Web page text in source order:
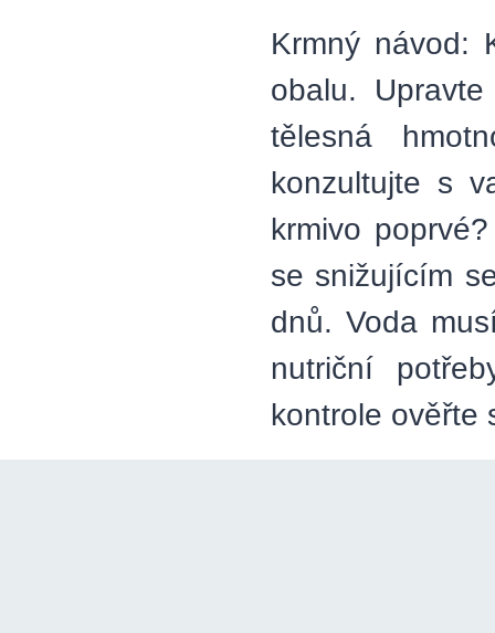
Krmný návod:
obalu.
tělesná
konzultujte s
krmivo
se snižujícím
dnů. Voda
nutriční
kontrole ověřte